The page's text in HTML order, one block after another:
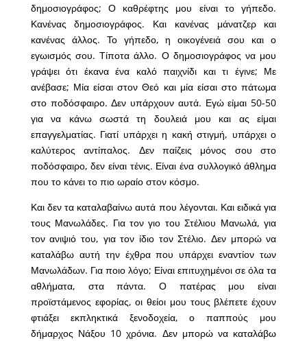
δημοσιογράφος; Ο καθρέφτης μου είναι το γήπεδο.
Κανένας δημοσιογράφος. Και κανένας μάνατζερ και
κανένας άλλος. Το γήπεδο, η οικογένειά σου και ο
εγωισμός σου. Τίποτα άλλο. Ο δημοσιογράφος να μου
γράψει ότι έκανα ένα καλό παιχνίδι και τι έγινε; Με
ανέβασε; Μία είσαι στον Θεό και μία είσαι στο πάτωμα
στο ποδόσφαιρο. Δεν υπάρχουν αυτά. Εγώ είμαι 50-50
για να κάνω σωστά τη δουλειά μου και ας είμαι
επαγγελματίας. Γιατί υπάρχει η κακή στιγμή, υπάρχει ο
καλύτερος αντίπαλος. Δεν παίζεις μόνος σου στο
ποδόσφαιρο, δεν είναι τένις. Είναι ένα συλλογικό άθλημα
που το κάνει το πιο ωραίο στον κόσμο.
Και δεν τα καταλαβαίνω αυτά που λέγονται. Και ειδικά για
τους Μανωλάδες. Για τον γιο του Στέλιου Μανωλά, για
τον ανιψιό του, για τον ίδιο τον Στέλιο. Δεν μπορώ να
καταλάβω αυτή την έχθρα που υπάρχει εναντίον των
Μανωλάδων. Για ποιο λόγο; Είναι επιτυχημένοι σε όλα τα
αθλήματα, στα πάντα. Ο πατέρας μου είναι
προϊστάμενος εφορίας, οι θείοι μου τους βλέπετε έχουν
φτιάξει εκπληκτικά ξενοδοχεία, ο παππούς μου
δήμαρχος Νάξου 10 χρόνια. Δεν μπορώ να καταλάβω